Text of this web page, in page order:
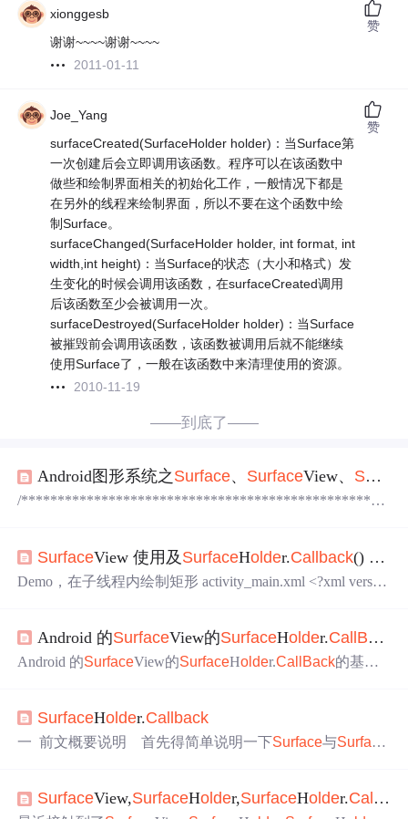
xionggesb
谢谢~~~~谢谢~~~~
2011-01-11
赞
Joe_Yang
surfaceCreated(SurfaceHolder holder)：当Surface第
一次创建后会立即调用该函数。程序可以在该函数中
做些和绘制界面相关的初始化工作，一般情况下都是
在另外的线程来绘制界面，所以不要在这个函数中绘
制Surface。
surfaceChanged(SurfaceHolder holder, int format, int
width,int height)：当Surface的状态（大小和格式）发
生变化的时候会调用该函数，在surfaceCreated调用
后该函数至少会被调用一次。
surfaceDestroyed(SurfaceHolder holder)：当Surface
被摧毁前会调用该函数，该函数被调用后就不能继续
使用Surface了，一般在该函数中来清理使用的资源。
2010-11-19
赞
——到底了——
Android图形系统之 Surface、 SurfaceView、 Surface
/**************************************************
SurfaceView 使用及 SurfaceHolder.Callback() 回调方法分析
Demo，在子线程内绘制矩形 activity_main.xml <?xml versio
hemas.android.com/tools" android:layout_width="match_paren
t" android
Android 的SurfaceView的SurfaceHolder.CallBack
Android 的SurfaceView的SurfaceHolder.CallBack的基本
构造器
SurfaceHolder.Callback
一 前文概要说明 首先得简单说明一下Surface与Surface
图（View）的一个继承类，每一个SurfaceView都内嵌封
SurfaceView,SurfaceHolder,SurfaceHolder.CallBack